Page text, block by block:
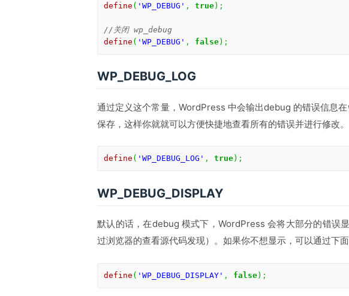
define ( 'WP_DEBUG' , true) ;
//关闭 wp_debug
define ( 'WP_DEBUG' , false) ;
WP_DEBUG_LOG
通过定义这个常量，WordPress 中会输出debug 的错误信息
保存，这样你就就可以方便快捷地查看所有的错误并进行修改。
define ( 'WP_DEBUG_LOG' , true) ;
WP_DEBUG_DISPLAY
默认的话，在debug 模式下，WordPress 会将大部分的错误
过浏览器的查看源代码发现）。如果你不想显示，可以通过下
define ( 'WP_DEBUG_DISPLAY' , false) ;